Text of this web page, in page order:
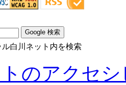
ル白川ネット内を検索
トのアクセ